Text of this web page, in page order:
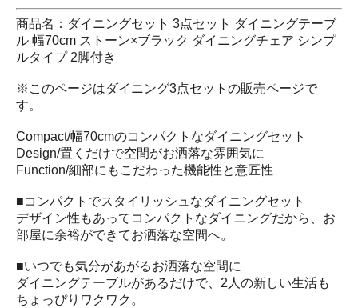
商品名：ダイニングセット 3点セット ダイニングテーブ
ル 幅70cm ストーン×ブラック ダイニングチェア シンプ
ルタイプ 2脚付き
※このページはダイニング3点セットの販売ページで
す。
Compact/幅70cmのコンパクトなダイニングセット
Design/置くだけで空間がお洒落な雰囲気に
Function/細部にもこだわった機能性と意匠性
■コンパクトでスタイリッシュなダイニングセット
デザイン性もあってコンパクトなダイニングだから、お
部屋に余裕ができてお洒落な空間へ。
■いつでも気分があがるお洒落な空間に
ダイニングテーブルがあるだけで、2人の新しい生活も
ちょっぴりワクワク。